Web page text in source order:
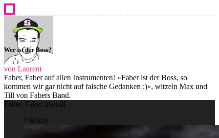
Wer ist der Boss?
von Laurent
Faber, Faber auf allen Instrumenten! «Faber ist der Boss, so
kommen wir gar nicht auf falsche Gedanken :)», witzeln Max und
Till von Fabers Band.
Faber, Faber überall
7 Bilder